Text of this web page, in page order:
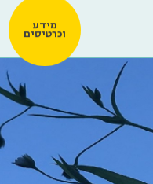
מידע
וכרטיסים